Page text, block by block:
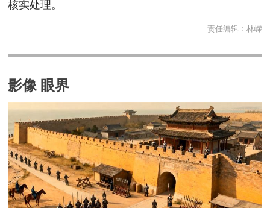
核实处理。
责任编辑： 林嵘
影像 眼界